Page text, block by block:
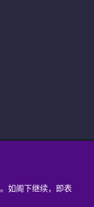
如阁下继续，即表